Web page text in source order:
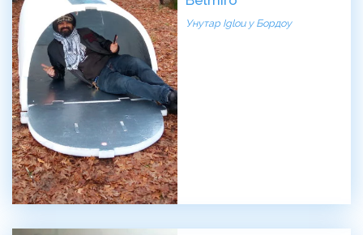
Унутар Iglou у Бордоу